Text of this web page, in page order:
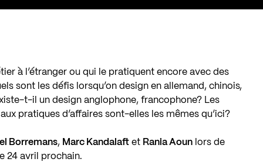
à l’étranger ou qui le pratiquent encore avec des
sont les défis lorsqu’on design en allemand, chinois,
t-il un design anglophone, francophone? Les
pratiques d’affaires sont-elles les mêmes qu’ici?
Borremans, Marc Kandalaft et Rania Aoun lors de
24 avril prochain.